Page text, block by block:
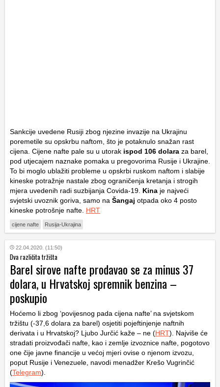
Sankcije uvedene Rusiji zbog njezine invazije na Ukrajinu
poremetile su opskrbu naftom, što je potaknulo snažan rast
cijena. Cijene nafte pale su u utorak ispod 106 dolara za barel,
pod utjecajem naznake pomaka u pregovorima Rusije i Ukrajine.
To bi moglo ublažiti probleme u opskrbi ruskom naftom i slabije
kineske potražnje nastale zbog ograničenja kretanja i strogih
mjera uvedenih radi suzbijanja Covida-19. Kina je najveći
svjetski uvoznik goriva, samo na Šangaj otpada oko 4 posto
kineske potrošnje nafte. HRT
cijene nafte Rusija-Ukrajina
22.04.2020. (11:50)
Dva različita tržišta
Barel sirove nafte prodavao se za minus 37
dolara, u Hrvatskoj spremnik benzina –
poskupio
Hoćemo li zbog ‘povijesnog pada cijena nafte’ na svjetskom
tržištu (-37,6 dolara za barel) osjetiti pojeftinjenje naftnih
derivata i u Hrvatskoj? Ljubo Jurčić kaže – ne (HRT). Najviše će
stradati proizvođači nafte, kao i zemlje izvoznice nafte, pogotovo
one čije javne financije u većoj mjeri ovise o njenom izvozu,
poput Rusije i Venezuele, navodi menadžer Krešo Vugrinčić
(Telegram).